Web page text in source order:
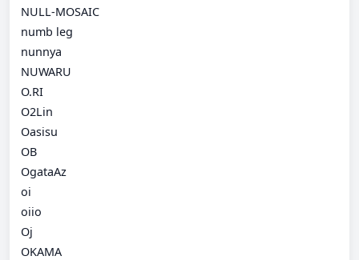
NULL-MOSAIC
numb leg
nunnya
NUWARU
O.RI
O2Lin
Oasisu
OB
OgataAz
oi
oiio
Oj
OKAMA